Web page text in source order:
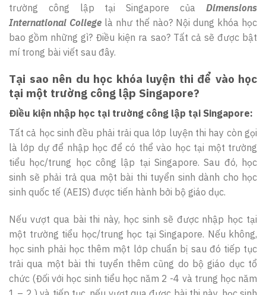
trường công lập tại Singapore của Dimensions
International College là như thế nào? Nội dung khóa học
bao gồm những gì? Điều kiện ra sao? Tất cả sẽ được bật
mí trong bài viết sau đây.
Tại sao nên du học khóa luyện thi để vào học
tại một trường công lập Singapore?
Điều kiện nhập học tại trường công lập tại Singapore:
Tất cả học sinh đều phải trải qua lớp luyện thi hay còn gọi
là lớp dự để nhập học để có thể vào học tại một trường
tiểu học/trung học công lập tại Singapore. Sau đó, học
sinh sẽ phải trả qua một bài thi tuyển sinh dành cho học
sinh quốc tế (AEIS) được tiến hành bởi bộ giáo dục.
Nếu vượt qua bài thi này, học sinh sẽ được nhập học tại
một trường tiểu học/trung học tại Singapore. Nếu không,
học sinh phải học thêm một lớp chuẩn bị sau đó tiếp tục
trải qua một bài thi tuyển thêm cũng do bộ giáo dục tổ
chức (Đối với học sinh tiểu học năm 2 -4 và trung học năm